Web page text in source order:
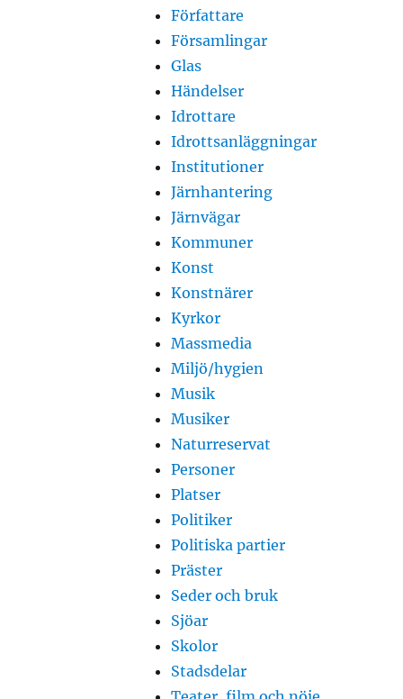
Författare
Församlingar
Glas
Händelser
Idrottare
Idrottsanläggningar
Institutioner
Järnhantering
Järnvägar
Kommuner
Konst
Konstnärer
Kyrkor
Massmedia
Miljö/hygien
Musik
Musiker
Naturreservat
Personer
Platser
Politiker
Politiska partier
Präster
Seder och bruk
Sjöar
Skolor
Stadsdelar